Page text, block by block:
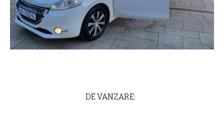
DE VANZARE: